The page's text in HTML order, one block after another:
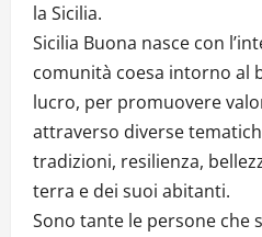
la Sicilia.
Sicilia Buona nasce con
comunità coesa intorno al
lucro, per promuovere
attraverso diverse
tradizioni, resilienza,
terra e dei suoi abitanti.
Sono tante le persone che